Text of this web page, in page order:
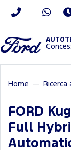
Home Ricerca
FORD
Full